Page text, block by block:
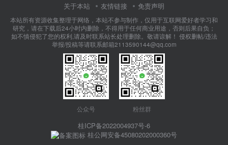
关于本站 友情链接 免责声明
本站所有资源收集整理于网络，本站不参与制作，仅用于互联网爱好者学习和
研究，请在下载后24小时内删除，不得用于任何商业用途，否则后果自负；
如不慎侵犯了您的权利,请及时联系站长处理删除。敬请谅解！ 侵权删帖/违法
举报/投稿等请联系邮箱2113590144@qq.com
公众号 粉丝群
桂ICP备2022004937号-6
桂公网安备45080202000360号